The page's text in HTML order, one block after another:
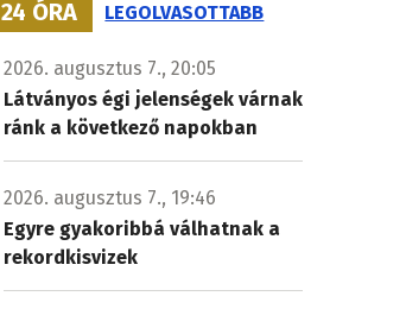
24 ÓRA LEGOLVASOTTABB
2026. augusztus 7., 20:05
Látványos égi jelenségek várnak
ránk a következő napokban
2026. augusztus 7., 19:46
Egyre gyakoribbá válhatnak a
rekordkisvizek